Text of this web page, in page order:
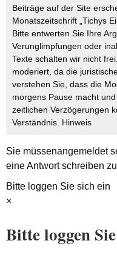
Beiträge auf der Site
Monatszeitschrift „Tichys
Bitte entwerten Sie Ihre
Verunglimpfungen oder
Texte schalten wir nicht
moderiert, da die
verstehen Sie, dass die
morgens Pause macht
zeitlichen Verzögerungen
Verständnis. Hinweis
Sie müssenangemeldet
eine Antwort schreiben
Bitte loggen Sie sich ein
×
Bitte loggen